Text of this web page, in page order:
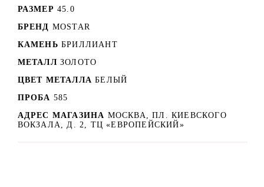
РАЗМЕР 45.0
БРЕНД MOSTAR
КАМЕНЬ БРИЛЛИАНТ
МЕТАЛЛ ЗОЛОТО
ЦВЕТ МЕТАЛЛА БЕЛЫЙ
ПРОБА 585
АДРЕС МАГАЗИНА МОСКВА, ПЛ. КИЕВСКОГО
ВОКЗАЛА, Д. 2, ТЦ «ЕВРОПЕЙСКИЙ»